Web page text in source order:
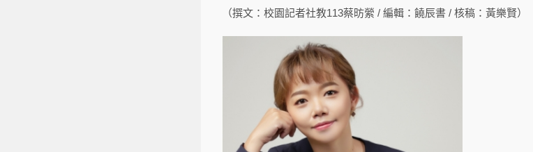
（撰文：校園記者社教113蔡昉縈 / 編輯：饒辰書 / 核稿：黃樂賢）